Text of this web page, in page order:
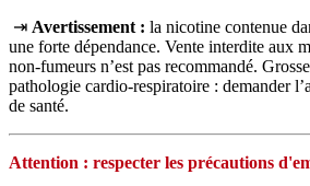
⇥ Avertissement : la nicotine contenue
une forte dépendance. Vente interdite aux
non‑fumeurs n’est pas recommandé.
pathologie cardio‑respiratoire : demander
de santé.
Attention : respecter les précautions